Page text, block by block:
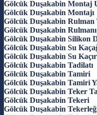
Gölcük Duşakabin Montaj
Gölcük Duşakabin Montajı
Gölcük Duşakabin
Gölcük Duşakabin Rulmanı
Gölcük Duşakabin Silikon
Gölcük Duşakabin Su
Gölcük Duşakabin Su
Gölcük Duşakabin Tadilatı
Gölcük Duşakabin Tamiri
Gölcük Duşakabin Tamiri
Gölcük Duşakabin Teker
Gölcük Duşakabin Tekeri
Gölcük Duşakabin